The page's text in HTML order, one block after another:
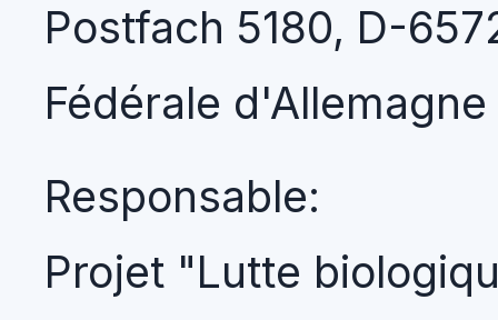
Postfach 5180, D-
Fédérale d'Allemagne
Responsable:
Projet "Lutte